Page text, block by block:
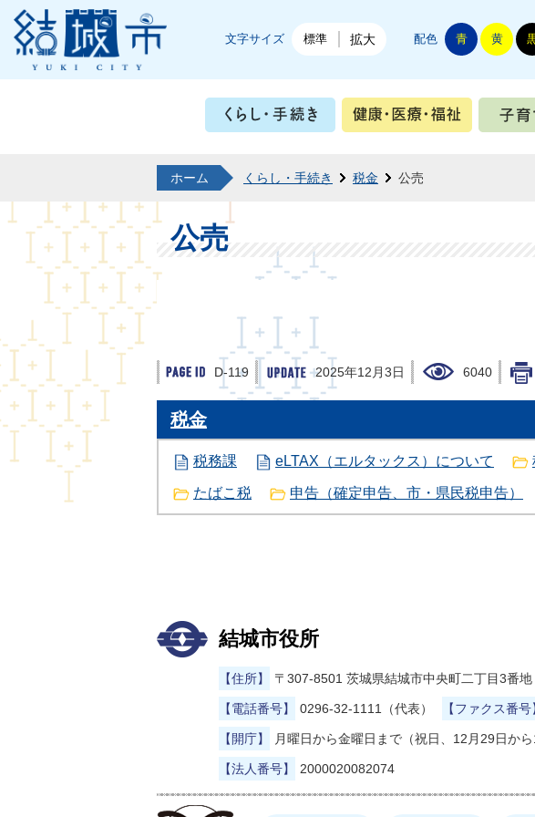
結城市公式ホームページ
文字サイズ 標準 拡大 配色 青 黄
くらし・手続き 健康・
ホーム くらし・手続き 税金 公売
公売
D-119 2025年12月3日 6040
税金
税務課 eLTAX（エルタックス）について
たばこ税 申告（確定申告、市・県民税申告）
結城市役所
【住所】 〒307-8501 茨城県結城市中央町二丁目3番地
【電話番号】 0296-32-1111（代表） 【ファクス番号
【開庁】 月曜日から金曜日まで（祝日、12月29日か
【法人番号】 2000020082074